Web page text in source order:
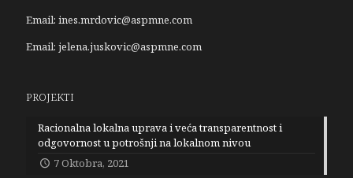
Email: ines.mrdovic@aspmne.com
Email: jelena.juskovic@aspmne.com
PROJEKTI
Racionalna lokalna uprava i veća transparentnost i
odgovornost u potrošnji na lokalnom nivou
7 Oktobra, 2021